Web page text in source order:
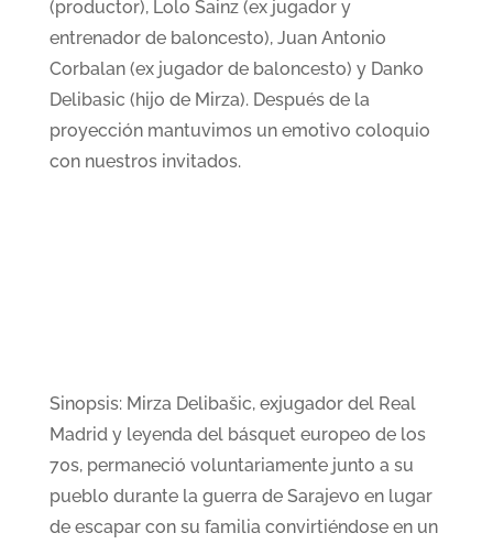
(productor), Lolo Sainz (ex jugador y
entrenador de baloncesto), Juan Antonio
Corbalan (ex jugador de baloncesto) y Danko
Delibasic (hijo de Mirza). Después de la
proyección mantuvimos un emotivo coloquio
con nuestros invitados.
Sinopsis: Mirza Delibašic, exjugador del Real
Madrid y leyenda del básquet europeo de los
70s, permaneció voluntariamente junto a su
pueblo durante la guerra de Sarajevo en lugar
de escapar con su familia convirtiéndose en un